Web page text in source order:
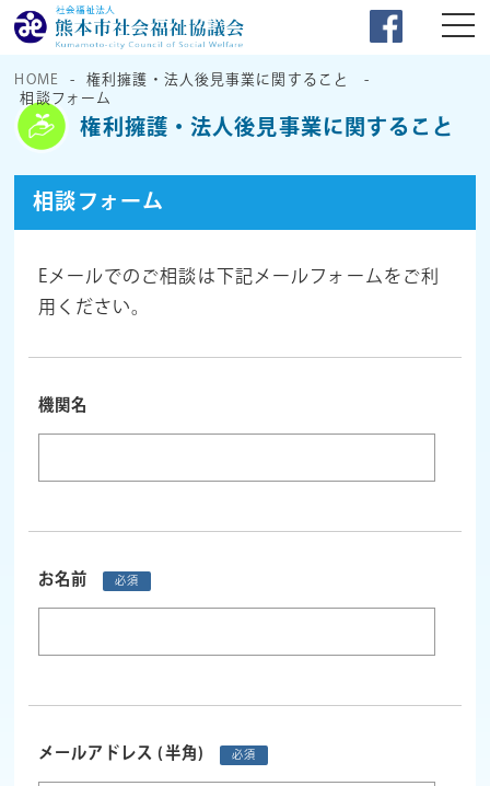
HOME
権利擁護・法人後見事業に関すること
相談フォーム
権利擁護・法人後見事業に関すること
相談フォーム
Eメールでのご相談は下記メールフォームをご利
用ください。
機関名
お名前 必須
メールアドレス (半角) 必須